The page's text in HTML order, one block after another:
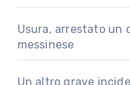
Usura, arrestato un
messinese
Un altro grave